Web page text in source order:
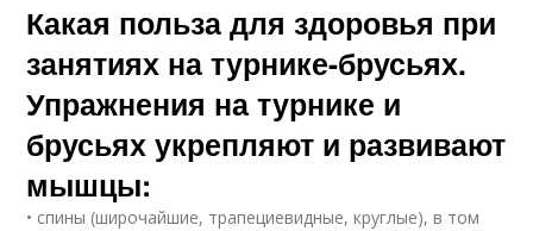
Какая польза для здоровья при
занятиях на турнике-брусьях.
Упражнения на турнике и
брусьях укрепляют и развивают
мышцы:
• спины (широчайшие, трапециевидные, круглые), в том